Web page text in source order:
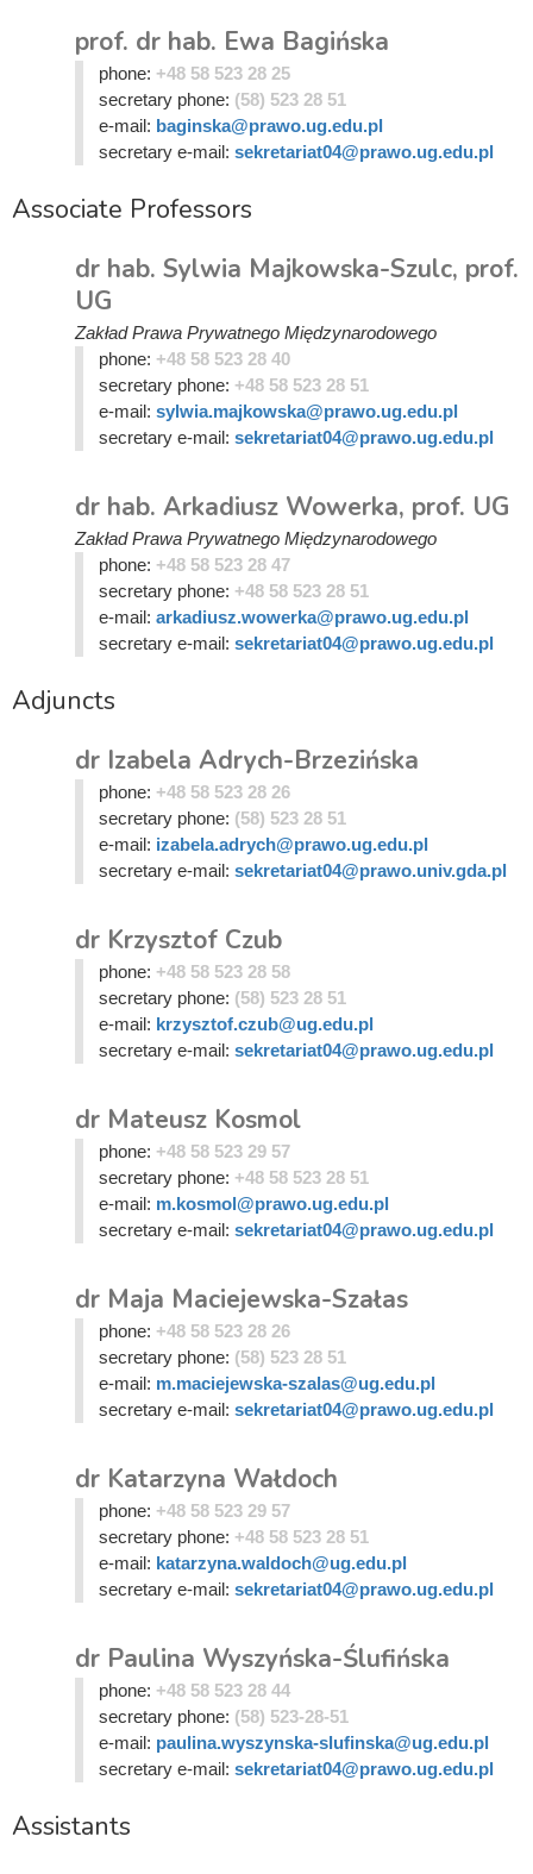
prof. dr hab. Ewa Bagińska
phone: +48 58 523 28 25
secretary phone: (58) 523 28 51
e-mail: baginska@prawo.ug.edu.pl
secretary e-mail: sekretariat04@prawo.ug.edu.pl
Associate Professors
dr hab. Sylwia Majkowska-Szulc, prof.
UG
Zakład Prawa Prywatnego Międzynarodowego
phone: +48 58 523 28 40
secretary phone: +48 58 523 28 51
e-mail: sylwia.majkowska@prawo.ug.edu.pl
secretary e-mail: sekretariat04@prawo.ug.edu.pl
dr hab. Arkadiusz Wowerka, prof. UG
Zakład Prawa Prywatnego Międzynarodowego
phone: +48 58 523 28 47
secretary phone: +48 58 523 28 51
e-mail: arkadiusz.wowerka@prawo.ug.edu.pl
secretary e-mail: sekretariat04@prawo.ug.edu.pl
Adjuncts
dr Izabela Adrych-Brzezińska
phone: +48 58 523 28 26
secretary phone: (58) 523 28 51
e-mail: izabela.adrych@prawo.ug.edu.pl
secretary e-mail: sekretariat04@prawo.univ.gda.pl
dr Krzysztof Czub
phone: +48 58 523 28 58
secretary phone: (58) 523 28 51
e-mail: krzysztof.czub@ug.edu.pl
secretary e-mail: sekretariat04@prawo.ug.edu.pl
dr Mateusz Kosmol
phone: +48 58 523 29 57
secretary phone: +48 58 523 28 51
e-mail: m.kosmol@prawo.ug.edu.pl
secretary e-mail: sekretariat04@prawo.ug.edu.pl
dr Maja Maciejewska-Szałas
phone: +48 58 523 28 26
secretary phone: (58) 523 28 51
e-mail: m.maciejewska-szalas@ug.edu.pl
secretary e-mail: sekretariat04@prawo.ug.edu.pl
dr Katarzyna Wałdoch
phone: +48 58 523 29 57
secretary phone: +48 58 523 28 51
e-mail: katarzyna.waldoch@ug.edu.pl
secretary e-mail: sekretariat04@prawo.ug.edu.pl
dr Paulina Wyszyńska-Ślufińska
phone: +48 58 523 28 44
secretary phone: (58) 523-28-51
e-mail: paulina.wyszynska-slufinska@ug.edu.pl
secretary e-mail: sekretariat04@prawo.ug.edu.pl
Assistants